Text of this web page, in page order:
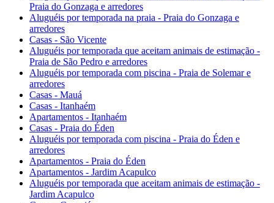
Praia do Gonzaga e arredores
Aluguéis por temporada na praia - Praia do Gonzaga e
arredores
Casas - São Vicente
Aluguéis por temporada que aceitam animais de estimação -
Praia de São Pedro e arredores
Aluguéis por temporada com piscina - Praia de Solemar e
arredores
Casas - Mauá
Casas - Itanhaém
Apartamentos - Itanhaém
Casas - Praia do Éden
Aluguéis por temporada com piscina - Praia do Éden e
arredores
Apartamentos - Praia do Éden
Apartamentos - Jardim Acapulco
Aluguéis por temporada que aceitam animais de estimação -
Jardim Acapulco